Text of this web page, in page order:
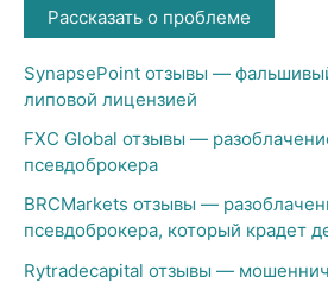
Рассказать о проблеме
SynapsePoint отзывы —
липовой лицензией
FXC Global отзывы —
псевдоброкера
BRCMarkets отзывы —
псевдоброкера, который крадет
Rytradecapital отзывы —